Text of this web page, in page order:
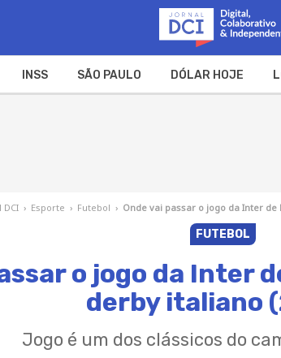
INSS SÃO PAULO DÓLAR HOJE
DCI › Esporte › Futebol › Onde vai passar o jogo da Inter de
FUTEBOL
o jogo da Inter
derby italiano
Jogo é um dos clássicos do